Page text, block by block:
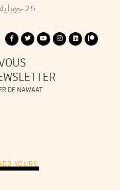
25 جويلية
DE NAWAAT
YOURS